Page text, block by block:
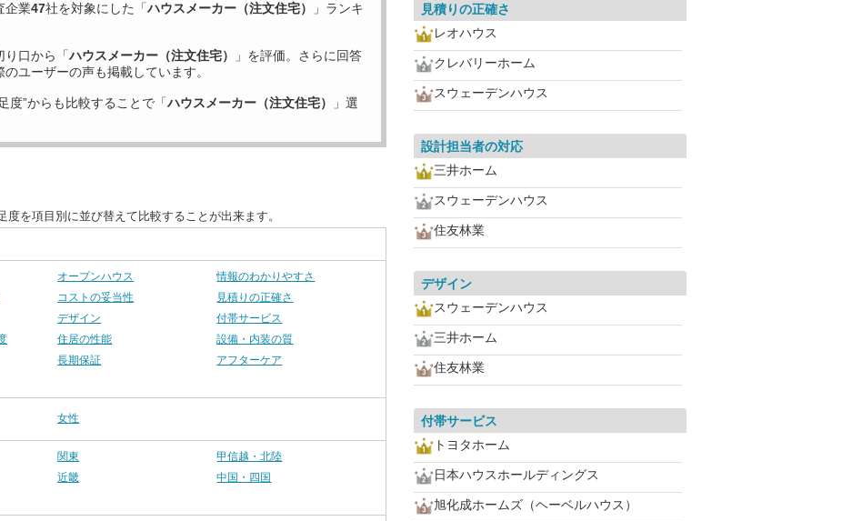
企業47社を対象にした「ハウスメーカー（注文住宅）
」ランキ
り口から「ハウスメーカー（注文住宅）
」を評価。さらに回答
ユーザーの声も掲載しています。
度”からも比較することで「ハウスメーカー（注文住宅）
」選
を項目別に並び替えて比較することが出来ます。
オープンハウス
情報のわかりやすさ
コストの妥当性
見積りの正確さ
デザイン
付帯サービス
住居の性能
設備・内装の質
長期保証
アフターケア
女性
関東
甲信越・北陸
近畿
中国・四国
見積りの正確さ
レオハウス
クレバリーホーム
スウェーデンハウス
設計担当者の対応
三井ホーム
スウェーデンハウス
住友林業
デザイン
スウェーデンハウス
三井ホーム
住友林業
付帯サービス
トヨタホーム
日本ハウスホールディングス
旭化成ホームズ（ヘーベルハウス）